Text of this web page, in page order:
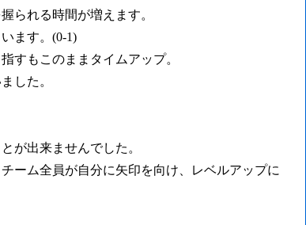
られる時間が増えます。
ます。(0-1)
すもこのままタイムアップ。
した。
が出来ませんでした。
ーム全員が自分に矢印を向け、
レベルアップに